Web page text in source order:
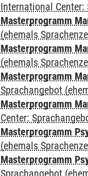
International Center:
Masterprogramm
(ehemals
Masterprogramm
(ehemals
Masterprogramm
Sprachangebot
Masterprogramm
Center:
Masterprogramm
(ehemals
Masterprogramm
Sprachangebot